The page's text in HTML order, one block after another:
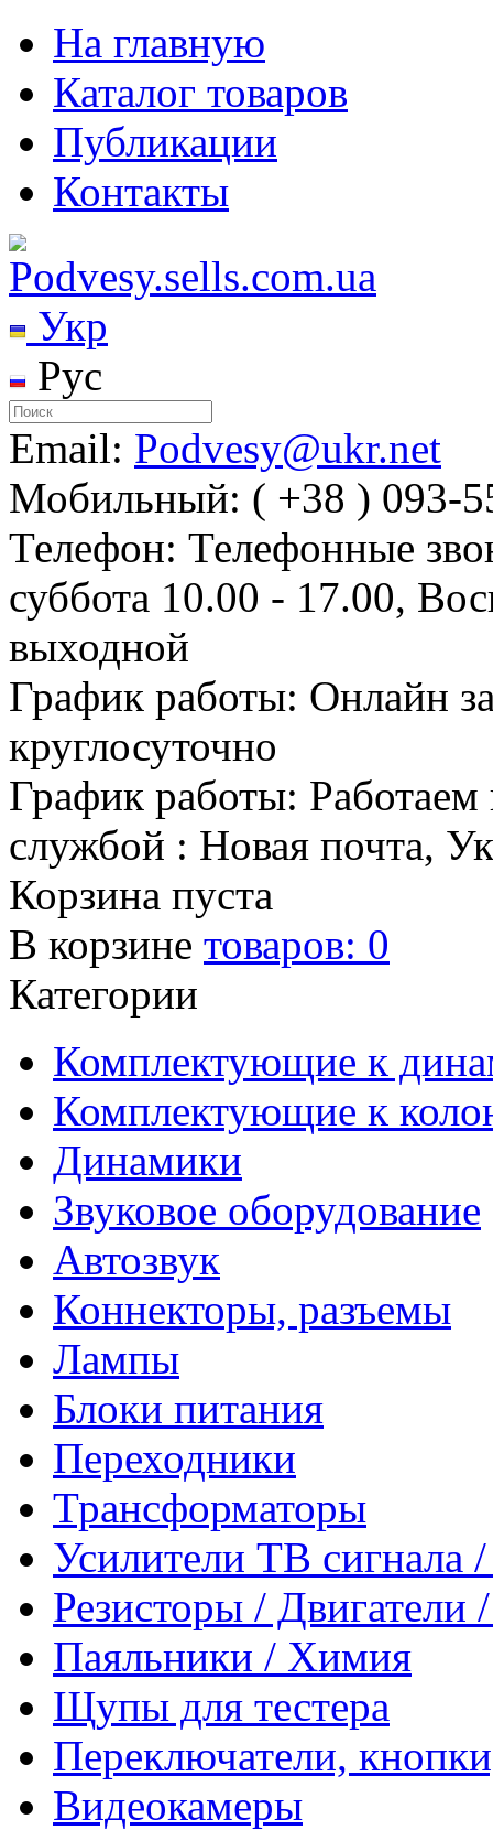
На главную
Каталог товаров
Публикации
Контакты
Укр
Рус
Email: Podvesy@ukr.net
Мобильный: ( +38 ) 093-
Телефон: Телефонные
суббота 10.00 - 17.00,
выходной
График работы: Онлайн
круглосуточно
График работы: Работаем
службой : Новая почта,
Корзина пуста
В корзине товаров: 0
Категории
Комплектующие к
Комплектующие к
Динамики
Звуковое оборудование
Автозвук
Коннекторы, разъемы
Лампы
Блоки питания
Переходники
Трансформаторы
Усилители ТВ сигнала
Резисторы /
Паяльники / Химия
Щупы для тестера
Переключатели,
Видеокамеры